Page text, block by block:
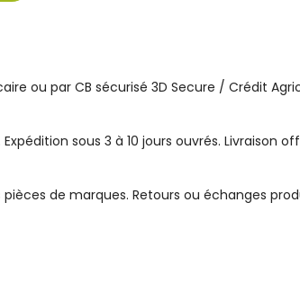
ou par CB sécurisé 3D Secure / Crédit
sous 3 à 10 jours ouvrés. Livraison
de marques. Retours ou échanges